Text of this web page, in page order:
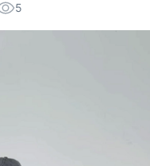
5